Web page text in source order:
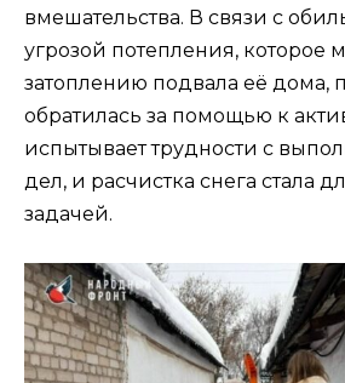
вмешательства. В связи с
угрозой потепления, которое
затоплению подвала её дома,
обратилась за помощью к
испытывает трудности с
дел, и расчистка снега стала
задачей.